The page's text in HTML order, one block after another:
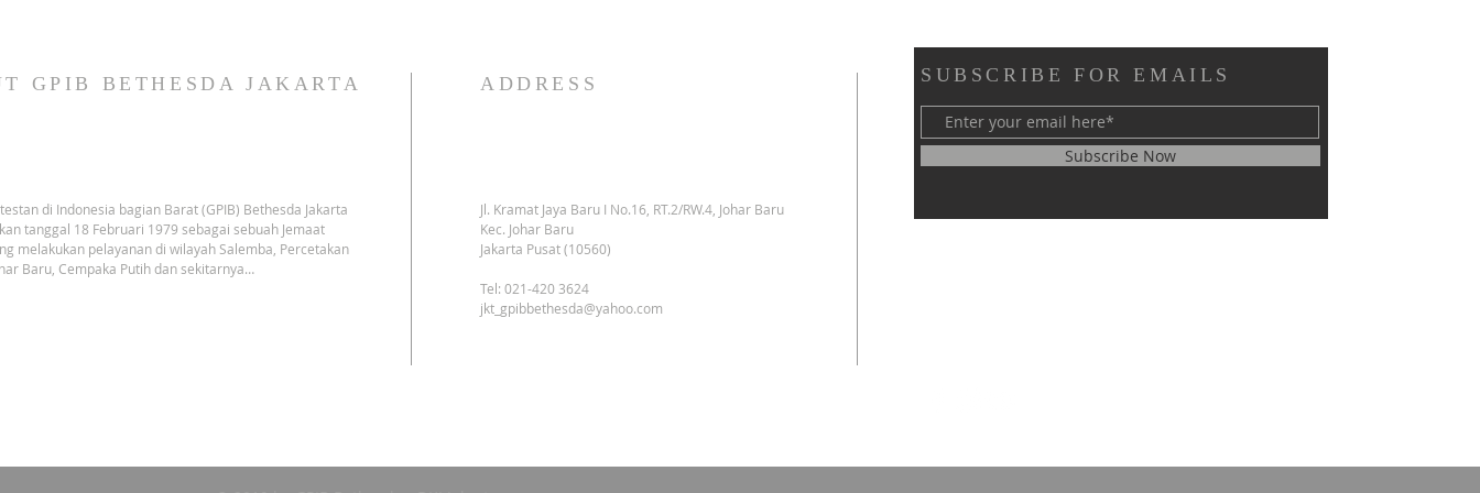
GPIB BETHESDA JAKARTA
di Indonesia bagian Barat (GPIB) Bethesda Jakarta
tanggal 18 Februari 1979 sebagai sebuah Jemaat
melakukan pelayanan di wilayah Salemba, Percetakan
Baru, Cempaka Putih dan sekitarnya…
ADDRESS
Jl. Kramat Jaya Baru I No.16, RT.2/RW.4, Johar Baru
Kec. Johar Baru
Jakarta Pusat (10560)
Tel: 021-420 3624
jkt_gpibbethesda@yahoo.com
SUBSCRIBE FOR EMAILS
Subscribe Now